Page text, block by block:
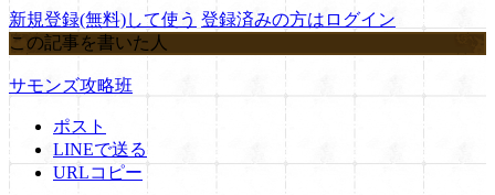
新規登録(無料)して使う 登録済みの方はログイン
この記事を書いた人
サモンズ攻略班
ポスト
LINEで送る
URLコピー